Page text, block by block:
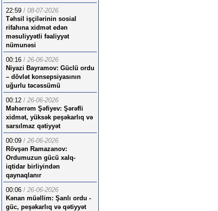
22:59 / 08-07-2026
Təhsil işçilərinin sosial
rifahına xidmət edən
məsuliyyətli fəaliyyət
nümunəsi
00:16 / 26-06-2026
Niyazi Bayramov: Güclü ordu
– dövlət konsepsiyasının
uğurlu təcəssümü
00:12 / 26-06-2026
Məhərrəm Şəfiyev: Şərəfli
xidmət, yüksək peşəkarlıq və
sarsılmaz qətiyyət
00:09 / 26-06-2026
Rövşən Ramazanov:
Ordumuzun gücü xalq-
iqtidar birliyindən
qaynaqlanır
00:06 / 26-06-2026
Kənan müəllim: Şanlı ordu -
güc, peşəkarlıq və qətiyyət